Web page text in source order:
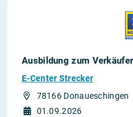
Ausbildung zum
E-Center Strecker
78166 Donaueschingen
01.09.2026